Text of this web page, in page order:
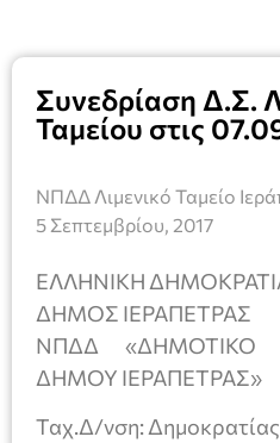
Συνεδρίαση Δ.Σ.
Ταμείου στις
ΝΠΔΔ Λιμενικό Ταμείο
5 Σεπτεμβρίου, 2017
ΕΛΛΗΝΙΚΗ
ΔΗΜΟΣ ΙΕΡΑΠΕΤΡΑΣ
ΝΠΔΔ «ΔΗΜΟΤΙΚΟ
ΔΗΜΟΥ ΙΕΡΑΠΕΤΡΑΣ»
Ταχ.Δ/νση: